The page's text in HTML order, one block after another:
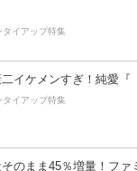
タイアップ特集
イケメンすぎ！純愛『
タイアップ特集
のまま45％増量！ファ